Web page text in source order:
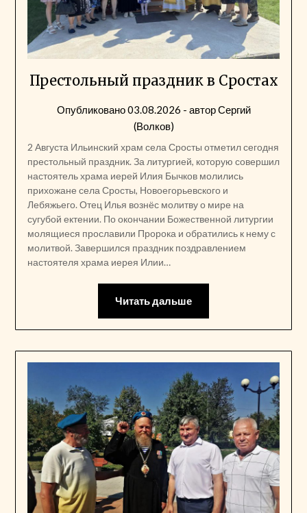
Престольный праздник в Сростах
Опубликовано03.08.2026 - авторСергий
(Волков)
2 Августа Ильинский храм села Сросты отметил сегодня
престольный праздник. За литургией, которую совершил
настоятель храма иерей Илия Бычков молились
прихожане села Сросты, Новоегорьевского и
Лебяжьего. Отец Илья вознёс молитву о мире на
сугубой ектении. По окончании Божественной литургии
молящиеся прославили Пророка и обратились к нему с
молитвой. Завершился праздник поздравлением
настоятеля храма иерея Илии…
Читать дальше